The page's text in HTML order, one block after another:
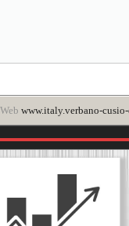
www.italy.verbano-